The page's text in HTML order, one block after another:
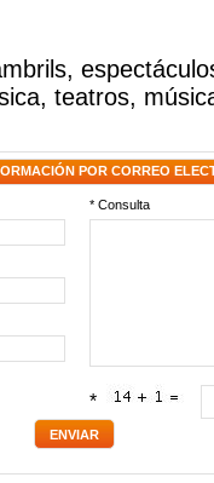
,
, teatros,
POR CORREO
* Consulta
*